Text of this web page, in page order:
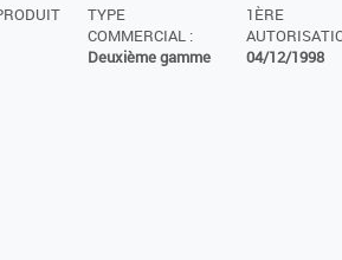
TYPE
COMMERCIAL :
Deuxième gamme
1ÈRE
04/12/1998